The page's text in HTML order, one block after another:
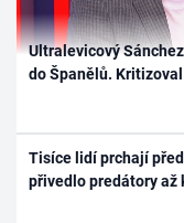
Ultralevicový
do Španělů.
Tisíce lidí prchají
přivedlo predátory až